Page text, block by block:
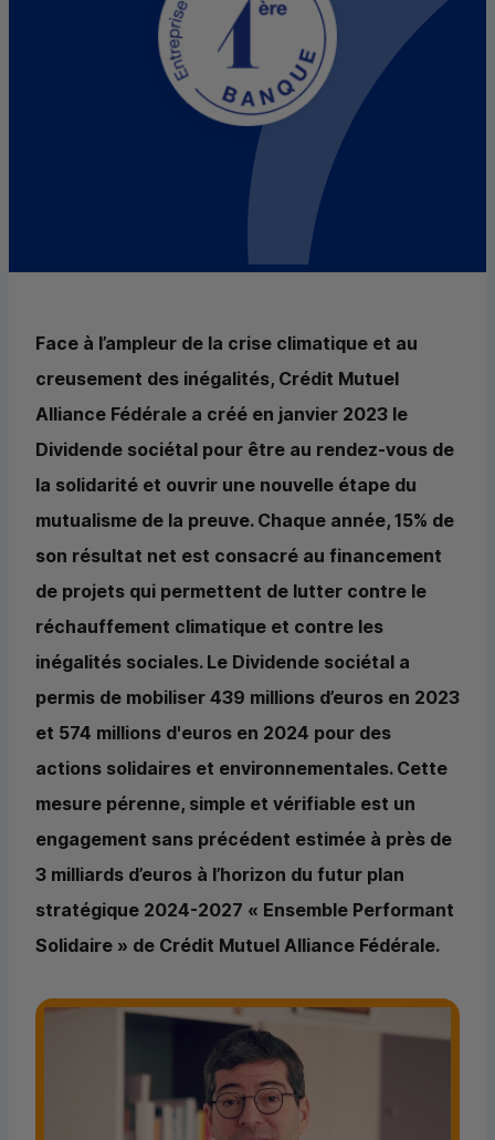
Face à l’ampleur de la crise climatique et au
creusement des inégalités, Crédit Mutuel
Alliance Fédérale a créé en janvier 2023 le
Dividende sociétal pour être au rendez-vous de
la solidarité et ouvrir une nouvelle étape du
mutualisme de la preuve. Chaque année, 15% de
son résultat net est consacré au financement
de projets qui permettent de lutter contre le
réchauffement climatique et contre les
inégalités sociales. Le Dividende sociétal a
permis de mobiliser 439 millions d’euros en 2023
et 574 millions d'euros en 2024 pour des
actions solidaires et environnementales. Cette
mesure pérenne, simple et vérifiable est un
engagement sans précédent estimée à près de
3 milliards d’euros à l’horizon du futur plan
stratégique 2024-2027 « Ensemble Performant
Solidaire » de Crédit Mutuel Alliance Fédérale.